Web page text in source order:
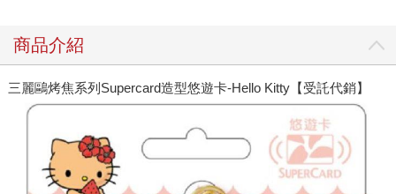
商品介紹
三麗鷗烤焦系列Supercard造型悠遊卡-Hello Kitty【受託代銷】